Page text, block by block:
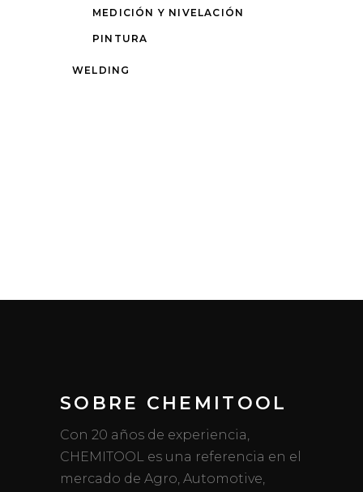
MEDICIÓN Y NIVELACIÓN
PINTURA
WELDING
SOBRE CHEMITOOL
Con 20 años de experiencia,
CHEMITOOL es una referencia en el
mercado de Agro, Automotive,